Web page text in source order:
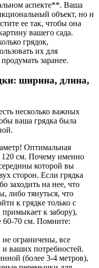
аспекте**. Ваша
объект, но и
ее так, чтобы она
вашего сада.
грядок,
их для
заранее.
ширина, длина,
несколько важных
ваша грядка была
Оптимальная
120 см. Почему именно
которой вы
сторон. Если грядка
заходить на нее, что
либо тянуться, что
к грядке только с
к забору),
60-70 см. Помните:
ограничены, все
и ваших потребностей.
(более 3-4 метров),